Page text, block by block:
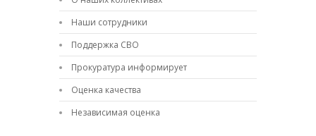
Наши сотрудники
Поддержка СВО
Прокуратура информирует
Оценка качества
Независимая оценка